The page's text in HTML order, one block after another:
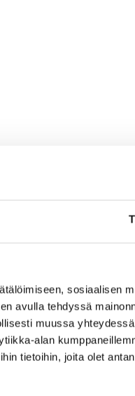
sosiaalisen
avulla tehdyssä
muussa yhteydessä
alan
tietoihin, joita olet